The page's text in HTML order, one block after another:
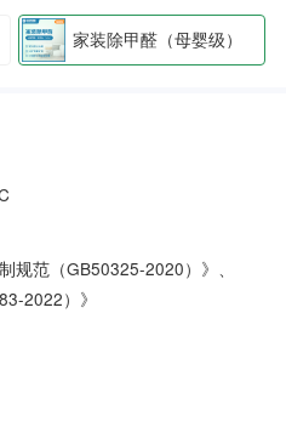
家装除甲醛（母婴级）
规范（GB50325-2020）》、
2022）》